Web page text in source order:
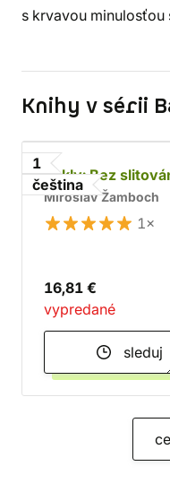
s krvavou minulosťou
Knihy v sérii
1
čeština
Bakly: Bez
Miroslav Žamboch
1×
16,81 €
vypredané
sleduj